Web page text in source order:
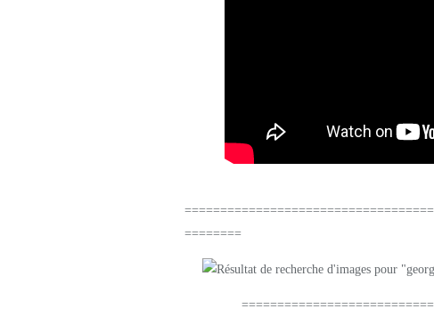
========
===========================